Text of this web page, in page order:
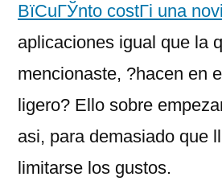
ВїCuГЎnto costГі una
aplicaciones igual que la
mencionaste, ?hacen en
ligero? Ello sobre
asi, para demasiado que
limitarse los gustos.